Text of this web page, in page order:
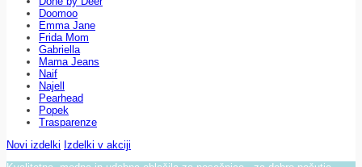
Doomoo
Emma Jane
Frida Mom
Gabriella
Mama Jeans
Naif
Najell
Pearhead
Popek
Trasparenze
Novi izdelki Izdelki v akciji